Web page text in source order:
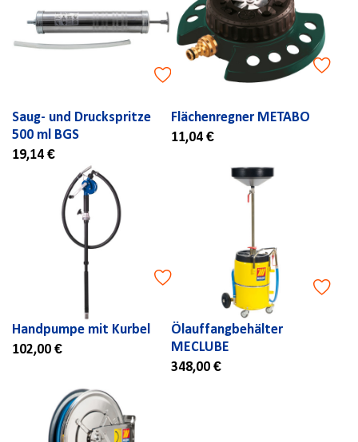
Saug- und Druckspritze
500 ml BGS
19,14 €
Flächenregner METABO
11,04 €
Handpumpe mit Kurbel
102,00 €
Ölauffangbehälter
MECLUBE
348,00 €